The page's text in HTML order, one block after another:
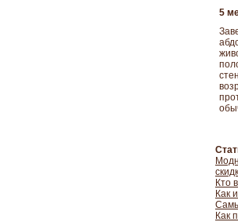
5
Кто
Как
Как